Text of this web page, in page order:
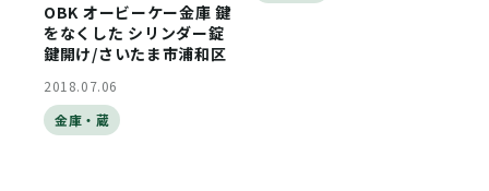
OBK オービーケー金庫 鍵
をなくした シリンダー錠
鍵開け/さいたま市浦和区
2018.07.06
金庫・蔵